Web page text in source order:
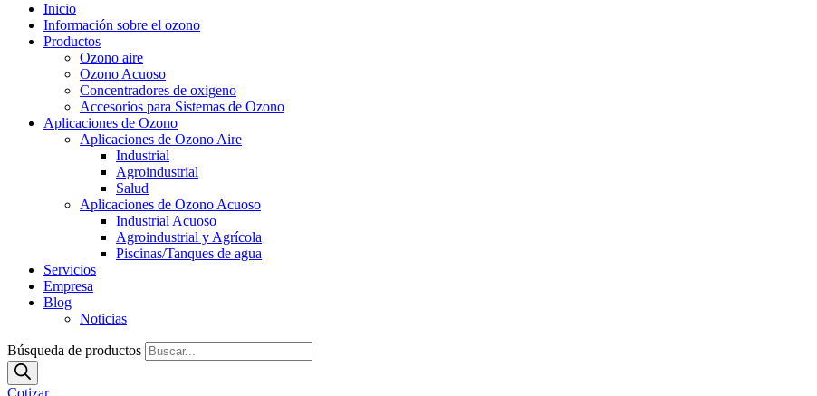
Inicio
Información sobre el ozono
Productos
Ozono aire
Ozono Acuoso
Concentradores de oxigeno
Accesorios para Sistemas de Ozono
Aplicaciones de Ozono
Aplicaciones de Ozono Aire
Industrial
Agroindustrial
Salud
Aplicaciones de Ozono Acuoso
Industrial Acuoso
Agroindustrial y Agrícola
Piscinas/Tanques de agua
Servicios
Empresa
Blog
Noticias
Búsqueda de productos
Cotizar